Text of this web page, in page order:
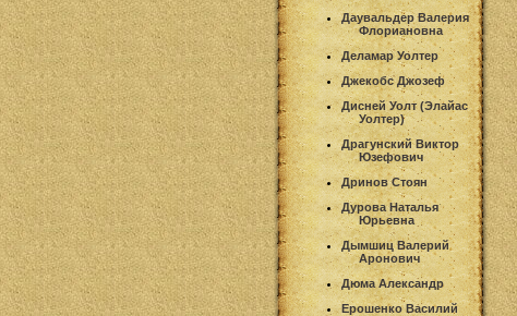
Даувальдер Валерия
Флориановна
Деламар Уолтер
Джекобс Джозеф
Дисней Уолт (Элайас
Уолтер)
Драгунский Виктор
Юзефович
Дринов Стоян
Дурова Наталья
Юрьевна
Дымшиц Валерий
Аронович
Дюма Александр
Ерошенко Василий